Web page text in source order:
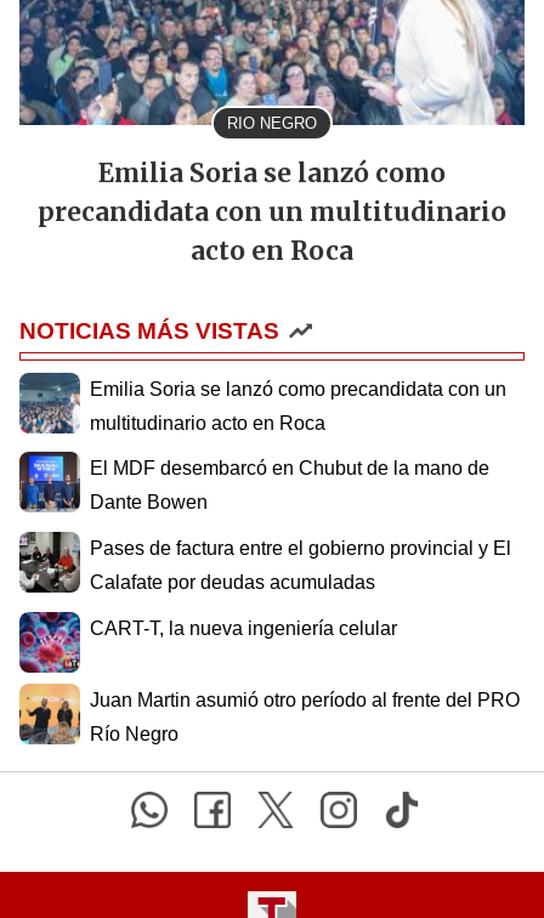
RIO NEGRO
Emilia Soria se lanzó como
precandidata con un multitudinario
acto en Roca
NOTICIAS MÁS VISTAS
Emilia Soria se lanzó como precandidata con un
multitudinario acto en Roca
El MDF desembarcó en Chubut de la mano de
Dante Bowen
Pases de factura entre el gobierno provincial y El
Calafate por deudas acumuladas
CART-T, la nueva ingeniería celular
Juan Martin asumió otro período al frente del PRO
Río Negro